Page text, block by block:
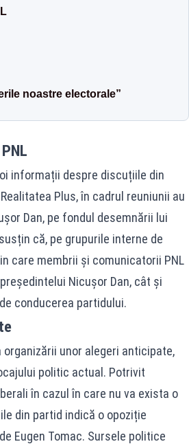
noastre electorale”
informații despre discuțiile din
Plus, în cadrul reuniunii au
Dan, pe fondul desemnării lui
că, pe grupurile interne de
care membrii și comunicatorii PNL
Nicușor Dan, cât și
conducerea partidului.
unor alegeri anticipate,
politic actual. Potrivit
în cazul în care nu va exista o
din partid indică o opoziție
Eugen Tomac. Sursele politice